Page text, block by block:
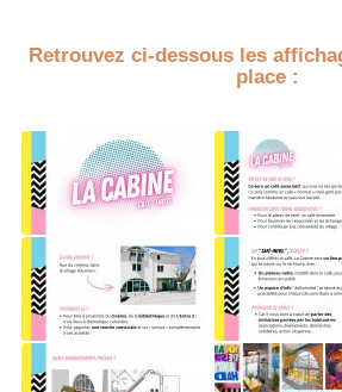
Retrouvez ci-dessous les
place :